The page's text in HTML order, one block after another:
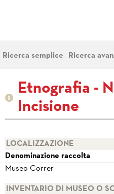
Ricerca semplice Ricerca
Etnografia -
Incisione
LOCALIZZAZIONE
Denominazione raccolta
Museo Correr
INVENTARIO DI MUSEO O